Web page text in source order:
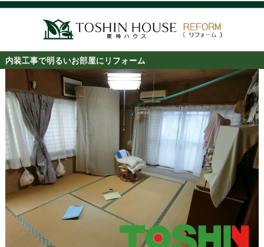
内装工事で明るいお部屋にリフォーム